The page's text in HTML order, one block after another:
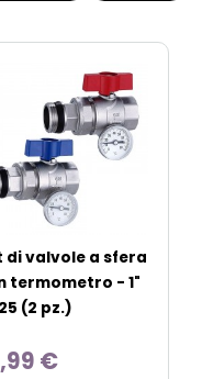
di valvole a sfera
termometro - 1"
(2 pz.)
€